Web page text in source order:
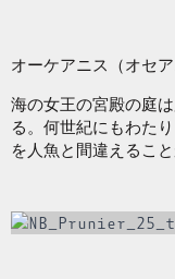
オーケアニス（オセ
海の女王の宮殿の庭
る。何世紀にもわた
を人魚と間違えること